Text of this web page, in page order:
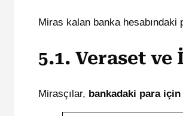
Miras kalan banka hesabındaki
5.1. Veraset
Mirasçılar, bankadaki para